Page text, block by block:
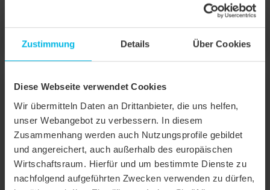
Zustimmung Details Über Cookies
Diese Webseite verwendet Cookies
Wir übermitteln Daten an Drittanbieter, die uns helfen,
unser Webangebot zu verbessern. In diesem
Zusammenhang werden auch Nutzungsprofile gebildet
und angereichert, auch außerhalb des europäischen
Wirtschaftsraum. Hierfür und um bestimmte Dienste zu
nachfolgend aufgeführten Zwecken verwenden zu dürfen,